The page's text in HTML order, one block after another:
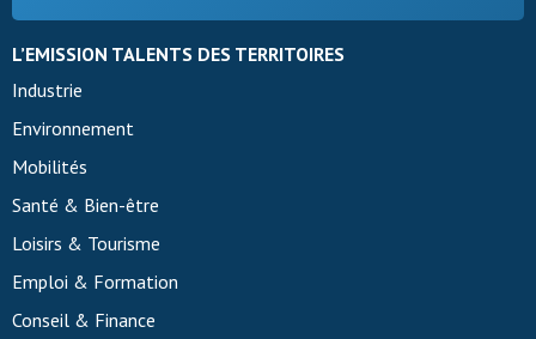
L’EMISSION TALENTS DES TERRITOIRES
Industrie
Environnement
Mobilités
Santé & Bien-être
Loisirs & Tourisme
Emploi & Formation
Conseil & Finance